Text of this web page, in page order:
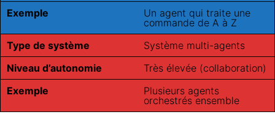
Exemple
Un agent qui traite une
commande de A à Z
Type de système
Système multi-agents
Niveau d’autonomie
Très élevée (collaboration)
Exemple
Plusieurs agents
orchestrés ensemble